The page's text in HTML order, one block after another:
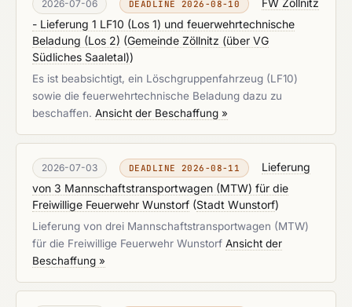
2026-07-06 DEADLINE 2026-08-10
FW Zöllnitz
- Lieferung 1 LF10 (Los 1) und feuerwehrtechnische
Beladung (Los 2) (Gemeinde Zöllnitz (über VG
Südliches Saaletal))
Es ist beabsichtigt, ein Löschgruppenfahrzeug (LF10)
sowie die feuerwehrtechnische Beladung dazu zu
beschaffen. Ansicht der Beschaffung »
2026-07-03 DEADLINE 2026-08-11
Lieferung
von 3 Mannschaftstransportwagen (MTW) für die
Freiwillige Feuerwehr Wunstorf (Stadt Wunstorf)
Lieferung von drei Mannschaftstransportwagen (MTW)
für die Freiwillige Feuerwehr Wunstorf Ansicht der
Beschaffung »